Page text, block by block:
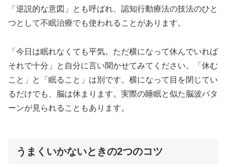
「逆説的な意図」とも呼ばれ、認知行動療法の技法のひと
つとして不眠治療でも使われることがあります。
「今日は眠れなくても平気。ただ横になって休んでいれば
それで十分」と自分に言い聞かせてみてください。「休む
こと」と「眠ること」は別です。横になって目を閉じてい
るだけでも、脳は休まります。実際の睡眠と似た脳波パタ
ーンが見られることもあります。
うまくいかないときの2つのコツ